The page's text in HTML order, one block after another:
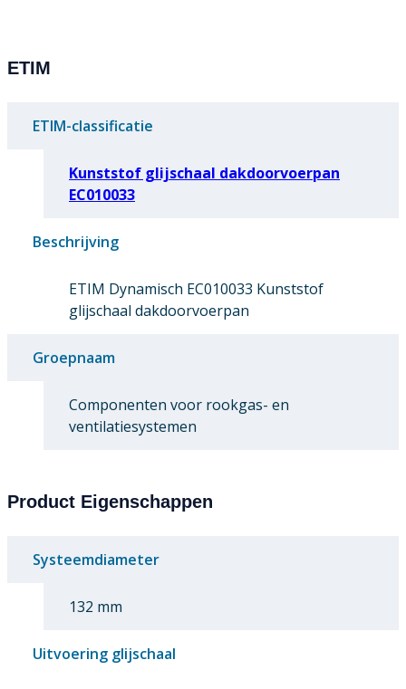
ETIM
ETIM-classificatie
Kunststof glijschaal dakdoorvoerpan
EC010033
Beschrijving
ETIM Dynamisch EC010033 Kunststof
glijschaal dakdoorvoerpan
Groepnaam
Componenten voor rookgas- en
ventilatiesystemen
Product Eigenschappen
Systeemdiameter
132 mm
Uitvoering glijschaal